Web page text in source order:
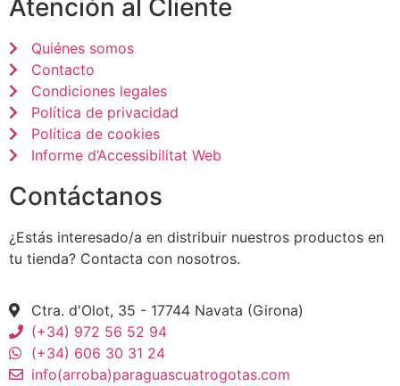
Atención al Cliente
Quiénes somos
Contacto
Condiciones legales
Política de privacidad
Política de cookies
Informe d’Accessibilitat Web
Contáctanos
¿Estás interesado/a en distribuir nuestros productos en
tu tienda? Contacta con nosotros.
Ctra. d'Olot, 35 - 17744 Navata (Girona)
(+34) 972 56 52 94
(+34) 606 30 31 24
info(arroba)paraguascuatrogotas.com